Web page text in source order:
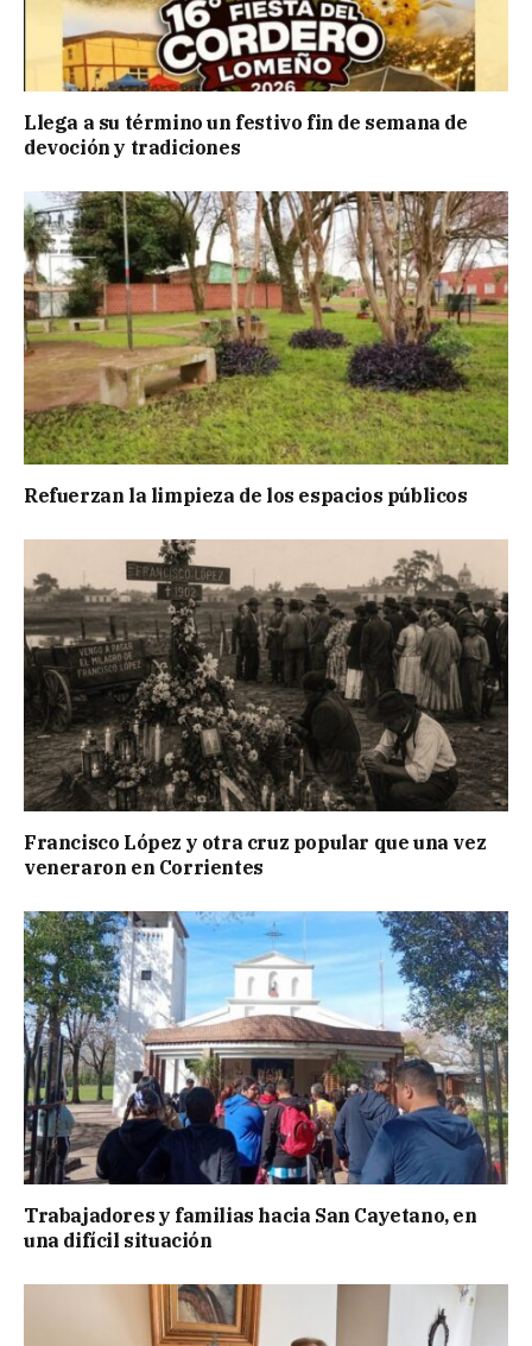
Llega a su término un festivo fin de semana de
devoción y tradiciones
Refuerzan la limpieza de los espacios públicos
Francisco López y otra cruz popular que una vez
veneraron en Corrientes
Trabajadores y familias hacia San Cayetano, en
una difícil situación